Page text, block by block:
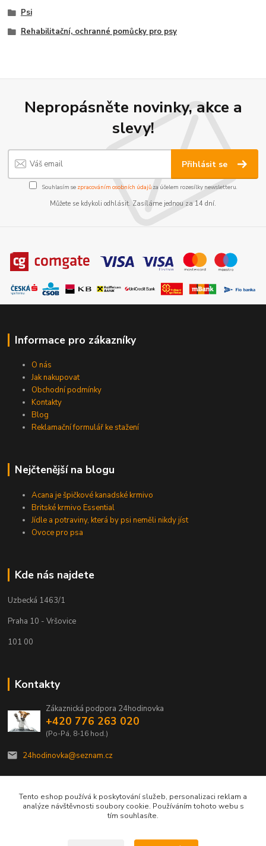
Psi
Rehabilitační, ochranné pomůcky pro psy
Nepropásněte novinky, akce a
slevy!
Přihlásit se
Souhlasím se zpracováním osobních údajůza účelem rozesílky newsletteru.
Můžete se kdykoli odhlásit. Zasíláme jednou za 14 dní.
Informace pro zákazníky
O nás
Jak nakupovat
Obchodní podmínky
Kontakty
Blog
Reklamační formulář ke stažení
Nejčtenější na blogu
Acana je špičkové kanadské krmivo
Britské krmivo Essential
Jídle a potraviny, která by psi neměli nikdy jíst
Ovoce pro psa
Kde nás najdete
Uzbecká 1463/1
Praha 10 - Vršovice
101 00
Kontakty
Zákaznická podpora 24hodinovka
+420 776 263 020
(Po-Pá, 8-16 hod.)
24hodinovka@seznam.cz
© 2012–2026 24hodinovka.cz | Spolehlivý partner chovatelů od roku 2012.
Tento eshop používá k poskytování služeb, personalizaci reklam a
analýze návštěvnosti soubory cookie. Používáním tohoto webu s
tím souhlasíte.